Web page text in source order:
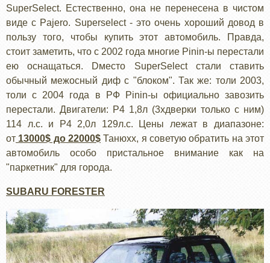
SuperSelect. Естественно, она не перенесена в чистом
виде с Pajero. Superselect - это очень хороший довод в
пользу того, чтобы купить этот автомобиль. Правда,
стоит заметить, что с 2002 года многие Pinin-ы перестали
ею оснащаться. Dместо SuperSelect стали ставить
обычный межосный диф с "блоком". Так же: толи 2003,
толи с 2004 года в РФ Pinin-ы официально завозить
перестали. Двигатели: Р4 1,8л (3хдверки только с ним)
114 л.с. и Р4 2,0л 129л.с. Цены лежат в диапазоне:
от 13000$ до 22000$ Танюхх, я советую обратить на этот
автомобиль особо пристальное внимание как на
"паркетник" для города.
SUBARU FORESTER